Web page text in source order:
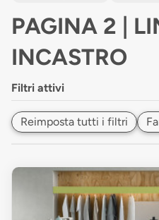
PAGINA 2 |
INCASTRO
Filtri attivi
Reimposta tutti i filtri